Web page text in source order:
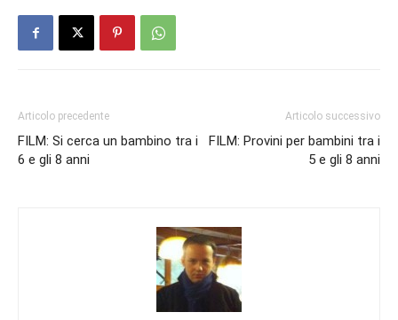
Articolo precedente
FILM: Si cerca un bambino tra i
6 e gli 8 anni
Articolo successivo
FILM: Provini per bambini tra i
5 e gli 8 anni